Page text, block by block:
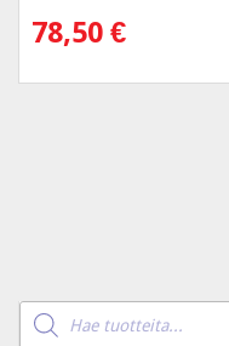
78,50 €
Products
search